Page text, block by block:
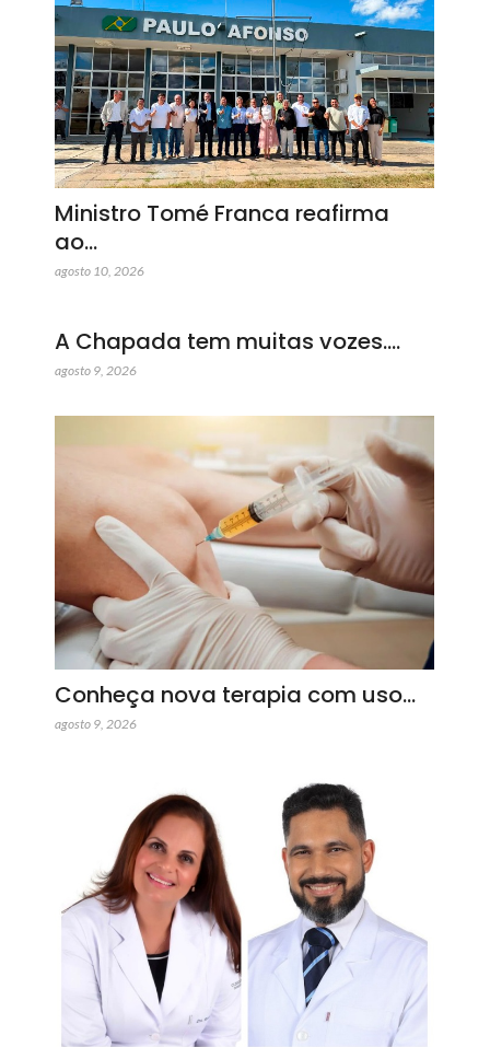
Ministro Tomé Franca reafirma
ao…
agosto 10, 2026
A Chapada tem muitas vozes.…
agosto 9, 2026
Conheça nova terapia com uso…
agosto 9, 2026